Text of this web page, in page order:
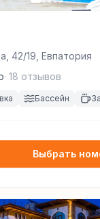
42/19, Евпатория
· 18 отзывов
Бассейн
Выбрать